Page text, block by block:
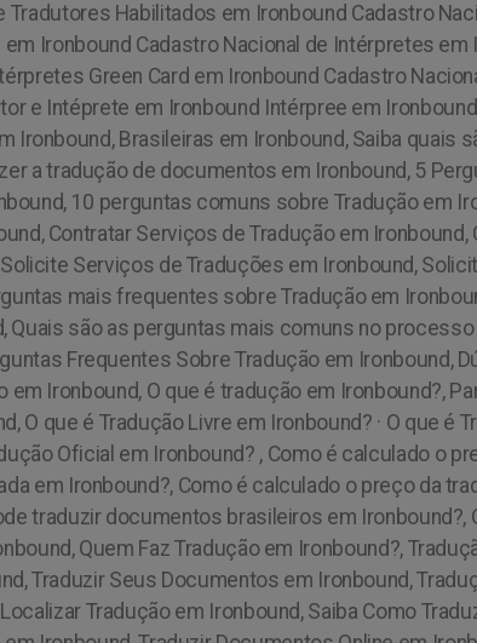
Tradutores Habilitados em Ironbound Cadastro
Ironbound Cadastro Nacional de Intérpretes
Green Card em Ironbound Cadastro
e Intéprete em Ironbound Intérpree em